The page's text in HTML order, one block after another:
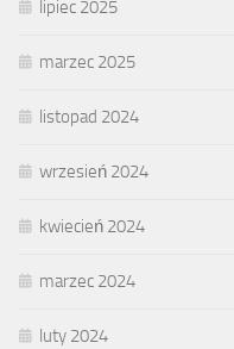
lipiec 2025
marzec 2025
listopad 2024
wrzesień 2024
kwiecień 2024
marzec 2024
luty 2024